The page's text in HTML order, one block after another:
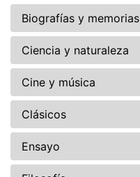
Biografías y memorias
Ciencia y naturaleza
Cine y música
Clásicos
Ensayo